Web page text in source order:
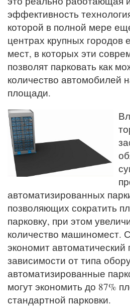
эффективность
которой в полной мере
центрах крупных городов
мест, в которых эти
позволят парковать как
количество автомобилей
площади.
автоматизированных
позволяющих сократить
парковку, при этом
количество машиномест.
экономит автоматический
зависимости от типа
автоматизированные
могут экономить до 87%
стандартной парковки.